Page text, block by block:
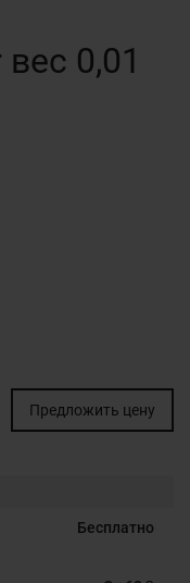
0,01
Предложить цену
Бесплатно